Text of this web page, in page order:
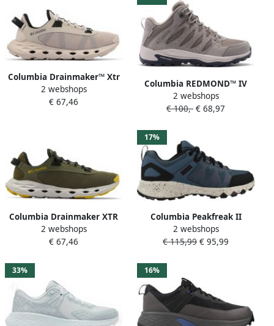
Columbia Drainmaker™ Xtr
Wandelschoenen Beige 1 2
Vrouw
2 webshops
€ 67,46
Columbia REDMOND™ IV
MID WATERPROOF Heren
Wandelschoenen Kettle
2 webshops
€ 100,- € 68,97
Columbia Drainmaker XTR
Watersportschoenen
olijfgroen
2 webshops
€ 67,46
17%
Columbia Peakfreak II
Outdry Multisportschoenen
blauw
2 webshops
€ 115,99 € 95,99
33% 16%